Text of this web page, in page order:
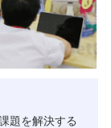
題を解決する